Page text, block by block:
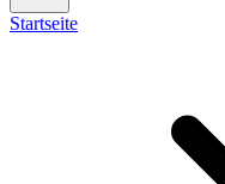
Startseite